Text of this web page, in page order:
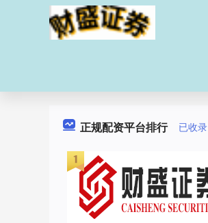
正规配资平台排行 已收录